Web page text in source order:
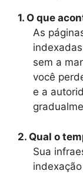
1. O que
As
sem a
você
e a
2. Qual o
Sua